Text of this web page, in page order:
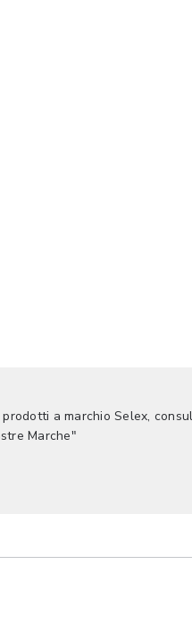
a marchio Selex,
Marche"